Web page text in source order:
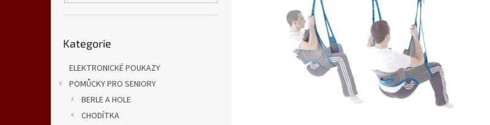
kategorie
Kategorie
ELEKTRONICKÉ POUKAZY
POMŮCKY PRO SENIORY
BERLE A HOLE
CHODÍTKA